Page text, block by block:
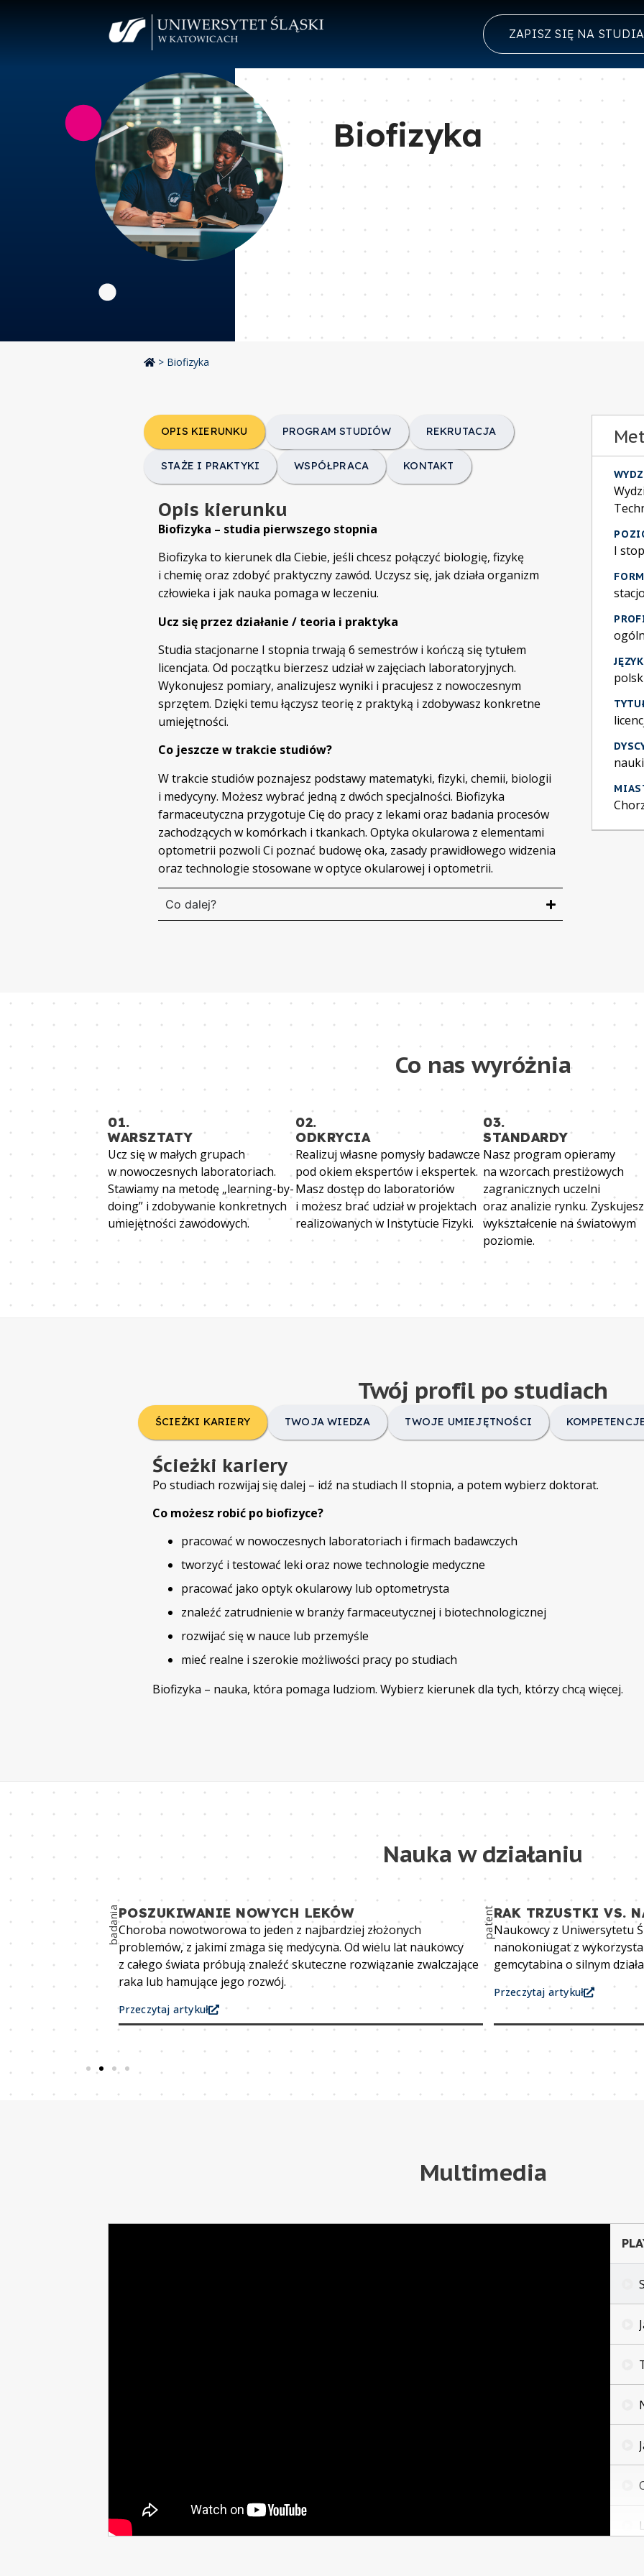
ZAPISZ SIĘ NA STUDIA
Biofizyka
> Biofizyka
OPIS KIERUNKU PROGRAM STUDIÓW REKRUTACJA
STAŻE I PRAKTYKI WSPÓŁPRACA KONTAKT
Opis kierunku
Biofizyka – studia pierwszego stopnia
Biofizyka to kierunek dla Ciebie, jeśli chcesz połączyć biologię, fizykę
i chemię oraz zdobyć praktyczny zawód. Uczysz się, jak działa organizm
człowieka i jak nauka pomaga w leczeniu.
Ucz się przez działanie / teoria i praktyka
Studia stacjonarne I stopnia trwają 6 semestrów i kończą się tytułem
licencjata. Od początku bierzesz udział w zajęciach laboratoryjnych.
Wykonujesz pomiary, analizujesz wyniki i pracujesz z nowoczesnym
sprzętem. Dzięki temu łączysz teorię z praktyką i zdobywasz konkretne
umiejętności.
Co jeszcze w trakcie studiów?
W trakcie studiów poznajesz podstawy matematyki, fizyki, chemii, biologii
i medycyny. Możesz wybrać jedną z dwóch specjalności. Biofizyka
farmaceutyczna przygotuje Cię do pracy z lekami oraz badania procesów
zachodzących w komórkach i tkankach. Optyka okularowa z elementami
optometrii pozwoli Ci poznać budowę oka, zasady prawidłowego widzenia
oraz technologie stosowane w optyce okularowej i optometrii.
Co dalej?
I
Co nas wyróżnia
01.
WARSZTATY
Ucz się w małych grupach
w nowoczesnych laboratoriach.
Stawiamy na metodę „learning-by-
doing” i zdobywanie konkretnych
umiejętności zawodowych.
02.
ODKRYCIA
Realizuj własne pomysły badawcze
pod okiem ekspertów i ekspertek.
Masz dostęp do laboratoriów
i możesz brać udział w projektach
realizowanych w Instytucie Fizyki.
03.
STANDARDY
Nasz program opieramy
na wzorcach prestiżowych
zagranicznych uczelni
oraz analizie rynku. Zyskujesz
wykształcenie na światowym
poziomie.
Twój profil po studiach
ŚCIEŻKI KARIERY TWOJA WIEDZA TWOJE UMIEJĘTNOŚCI
Ścieżki kariery
Po studiach rozwijaj się dalej – idź na studiach II stopnia, a potem wybierz doktorat.
Co możesz robić po biofizyce?
pracować w nowoczesnych laboratoriach i firmach badawczych
tworzyć i testować leki oraz nowe technologie medyczne
pracować jako optyk okularowy lub optometrysta
znaleźć zatrudnienie w branży farmaceutycznej i biotechnologicznej
rozwijać się w nauce lub przemyśle
mieć realne i szerokie możliwości pracy po studiach
Biofizyka – nauka, która pomaga ludziom. Wybierz kierunek dla tych, którzy chcą więcej.
Nauka w działaniu
dawki
badaniaPOSZUKIWANIE NOWYCH LEKÓW
Choroba nowotworowa to jeden z najbardziej złożonych
problemów, z jakimi zmaga się medycyna. Od wielu lat naukowcy
z całego świata próbują znaleźć skuteczne rozwiązanie zwalczające
raka lub hamujące jego rozwój.
Przeczytaj artykuł
patentRAK TRZUSTKI VS.
Naukowcy z Uniwersytetu
nanokoniugat z
gemcytabina o silnym
Przeczytaj artykuł
Multimedia